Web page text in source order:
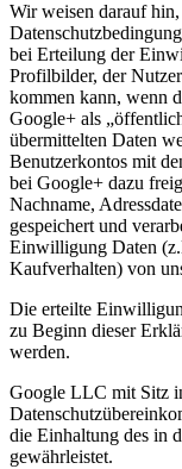
Wir weisen darauf
bei Erteilung der
Profilbilder, der
kommen kann, wenn
Google+ als
übermittelten Daten
Benutzerkontos mit
bei Google+ dazu
Nachname,
gespeichert und
Einwilligung Daten
Kaufverhalten) von
Die erteilte
zu Beginn dieser
werden.
Google LLC mit Sitz
die Einhaltung des in
gewährleistet.